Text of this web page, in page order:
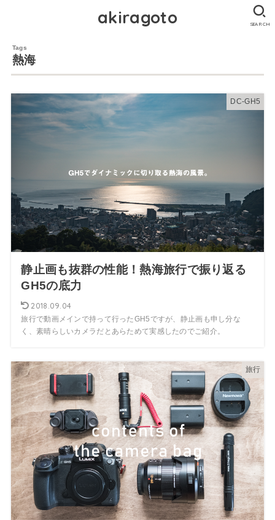
akiragoto SEARCH
熱海
DC-GH5
静止画も抜群の性能！熱海旅行で振り返る
GH5の底力
2018.09.04
旅行で動画メインで持って行ったGH5ですが、静止画も申し分な
く、素晴らしいカメラだとあらためて実感したのでご紹介。
旅行